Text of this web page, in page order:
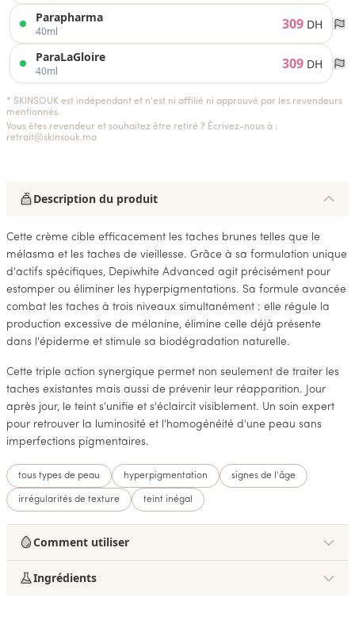
Parapharma
40ml 309 DH
ParaLaGloire
40ml 309 DH
* SKINSOUK est indépendant et n'est ni affilié ni approuvé par les revendeurs
mentionnés.
Vous êtes revendeur et souhaitez être retiré ? Écrivez-nous à :
retrait@skinsouk.ma
Description du produit
Cette crème cible efficacement les taches brunes telles que le
mélasma et les taches de vieillesse. Grâce à sa formulation unique
d'actifs spécifiques, Depiwhite Advanced agit précisément pour
estomper ou éliminer les hyperpigmentations. Sa formule avancée
combat les taches à trois niveaux simultanément : elle régule la
production excessive de mélanine, élimine celle déjà présente
dans l'épiderme et stimule sa biodégradation naturelle.
Cette triple action synergique permet non seulement de traiter les
taches existantes mais aussi de prévenir leur réapparition. Jour
après jour, le teint s'unifie et s'éclaircit visiblement. Un soin expert
pour retrouver la luminosité et l'homogénéité d'une peau sans
imperfections pigmentaires.
tous types de peau hyperpigmentation signes de l'âge
irrégularités de texture teint inégal
Comment utiliser
Ingrédients